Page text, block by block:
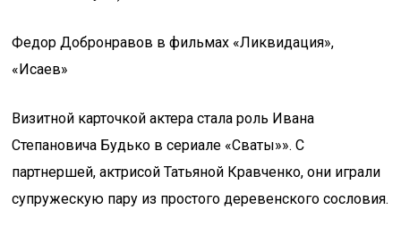
Федор Добронравов в фильмах «Ликвидация»,
«Исаев»
Визитной карточкой актера стала роль Ивана
Степановича Будько в сериале «Сваты»». С
партнершей, актрисой Татьяной Кравченко, они играли
супружескую пару из простого деревенского сословия.